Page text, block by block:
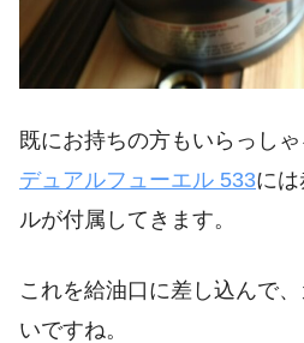
既にお持ちの方もいらっしゃ
デュアルフューエル 533に
ルが付属してきます。
これを給油口に差し込んで
いですね。